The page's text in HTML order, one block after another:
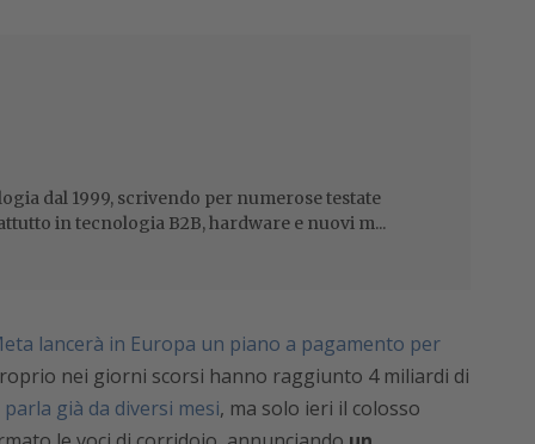
dal 1999, scrivendo per numerose testate
in tecnologia B2B, hardware e nuovi m...
lancerà in Europa un piano a pagamento per
nei giorni scorsi hanno raggiunto 4 miliardi di
parla già da diversi mesi, ma solo ieri il colosso